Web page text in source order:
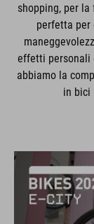
shopping, per
perfetta per
effetti personali
abbiamo la
in bici